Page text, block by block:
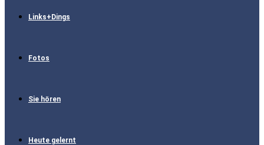
Links+Dings
Fotos
Sie hören
Heute gelernt